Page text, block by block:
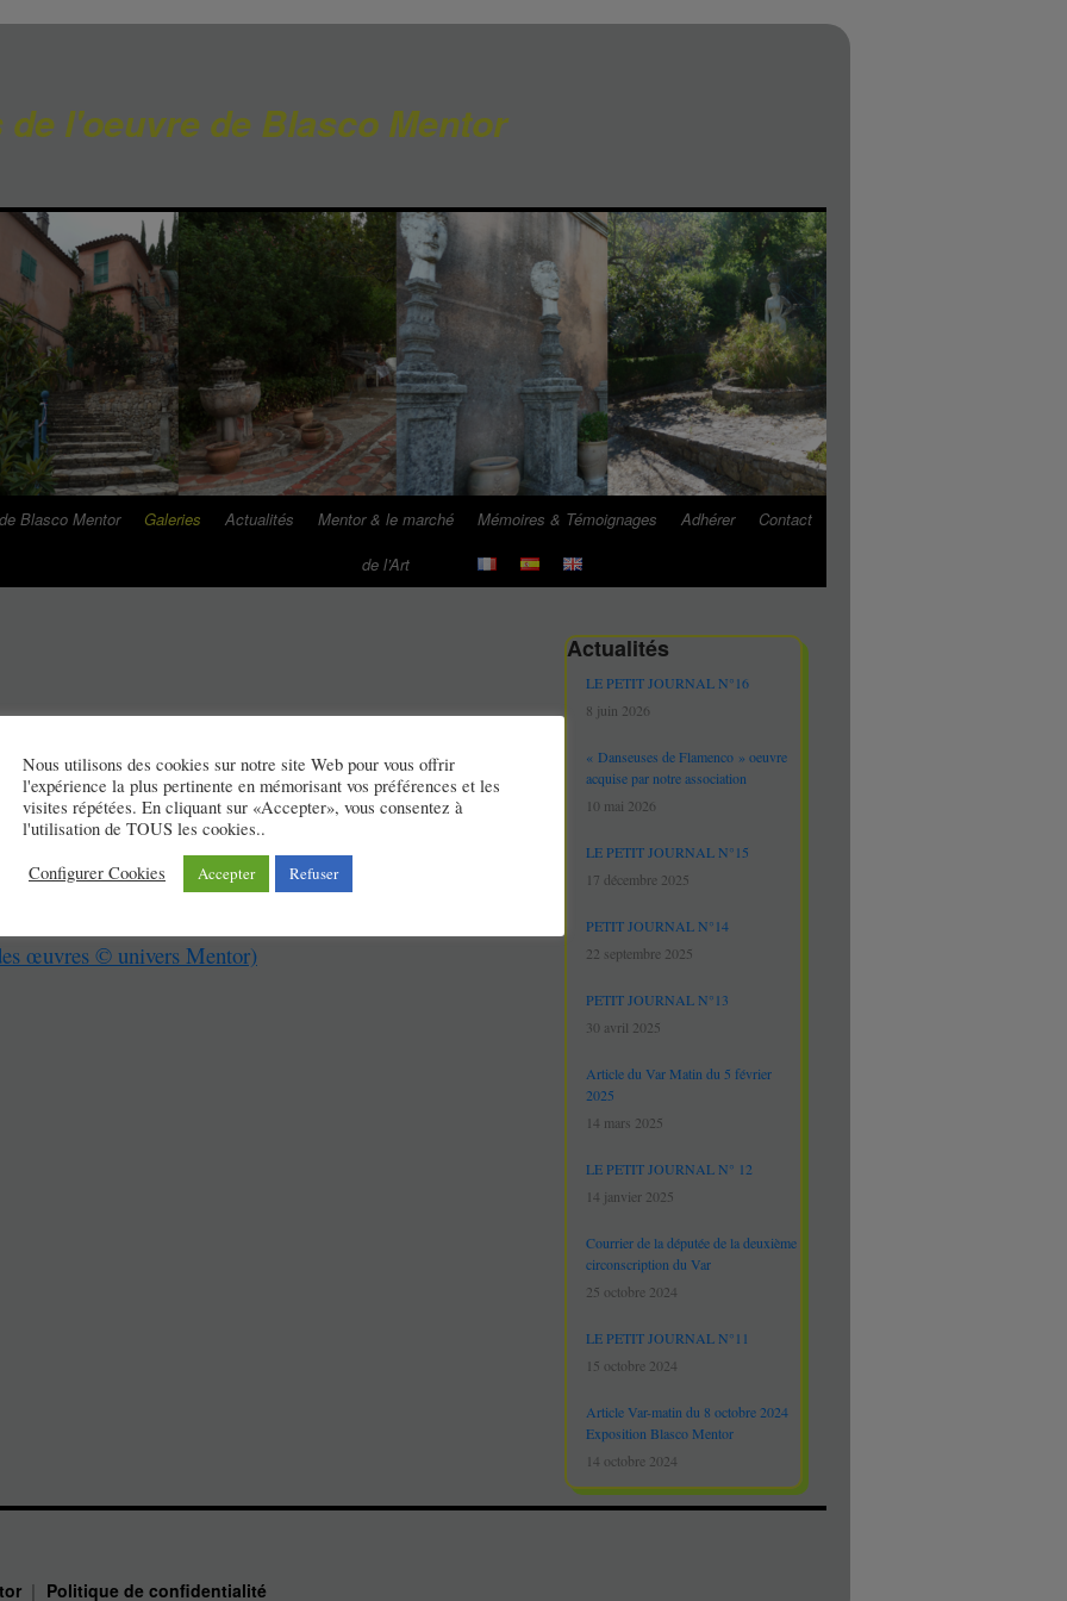
de l'oeuvre de Blasco Mentor
Blasco Mentor Galeries Actualités
Mentor & le marché
de l’Art
Mémoires & Témoignages Adhérer Contact
proviennent d’Univers Mentor et de collections
reproduites avec l’accord oral d’Univers Mentor et des
œuvres © univers Mentor et de collections privées)
œuvres © univers Mentor)
Actualités
LE PETIT JOURNAL N°16
8 juin 2026
« Danseuses de Flamenco » oeuvre
acquise par notre association
10 mai 2026
LE PETIT JOURNAL N°15
17 décembre 2025
PETIT JOURNAL N°14
22 septembre 2025
PETIT JOURNAL N°13
30 avril 2025
Article du Var Matin du 5 février
2025
14 mars 2025
LE PETIT JOURNAL N° 12
14 janvier 2025
Courrier de la députée de la deuxième
circonscription du Var
25 octobre 2024
LE PETIT JOURNAL N°11
15 octobre 2024
Article Var-matin du 8 octobre 2024
Exposition Blasco Mentor
14 octobre 2024
Politique de confidentialité
Nous utilisons des cookies sur notre site Web pour vous offrir
l'expérience la plus pertinente en mémorisant vos préférences et les
visites répétées. En cliquant sur «Accepter», vous consentez à
l'utilisation de TOUS les cookies..
Configurer Cookies
Accepter Refuser